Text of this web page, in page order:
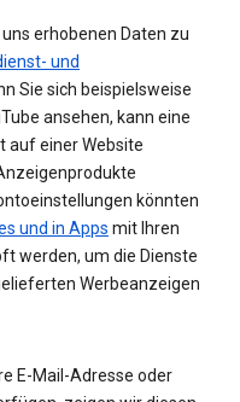
erhobenen Daten zu
und
Sie sich beispielsweise
ansehen, kann eine
auf einer Website
könnten
und in Apps mit Ihren
werden, um die Dienste
Werbeanzeigen
E-Mail-Adresse oder